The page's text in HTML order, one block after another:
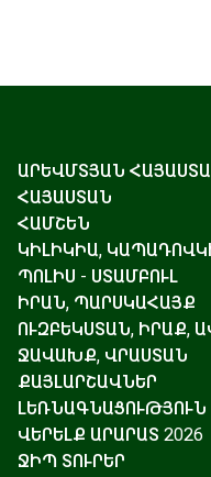
ԱՐԵՎՄՏՅԱՆ
ՀԱՅԱՍՏԱՆ
ՀԱՄՇԵՆ
ԿԻԼԻԿԻԱ,
ՊՈԼԻՍ - ՍՏԱՄԲՈՒԼ
ԻՐԱՆ, ՊԱՐՍԿԱՀԱՅՔ
ՈՒԶԲԵԿՍՏԱՆ, ԻՐԱՔ,
ՋԱՎԱԽՔ, ՎՐԱՍՏԱՆ
ՔԱՅԼԱՐՇԱՎՆԵՐ
ԼԵՌՆԱԳՆԱՑՈՒԹՅՈՒՆ
ՎԵՐԵԼՔ ԱՐԱՐԱՏ 2026
ՋԻՊ ՏՈՒՐԵՐ